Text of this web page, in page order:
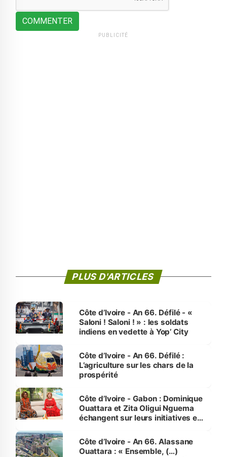
COMMENTER
PUBLICITÉ
PLUS D'ARTICLES
Côte d’Ivoire - An 66. Défilé - «
Saloni ! Saloni ! » : les soldats
indiens en vedette à Yop’ City
Côte d’Ivoire - An 66. Défilé :
L’agriculture sur les chars de la
prospérité
Côte d’Ivoire - Gabon : Dominique
Ouattara et Zita Oligui Nguema
échangent sur leurs initiatives en
enfants
Côte d’Ivoire - An 66. Alassane
Ouattara : « Ensemble, (…)